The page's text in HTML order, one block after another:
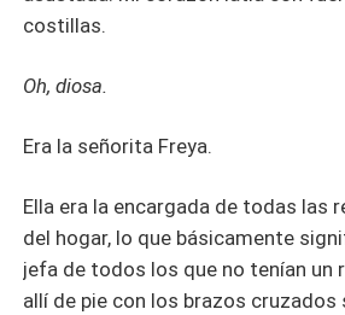
costillas.
Oh, diosa.
Era la señorita Freya.
Ella era la encargada de todas las
del hogar, lo que básicamente
jefa de todos los que no tenían un
allí de pie con los brazos cruzados